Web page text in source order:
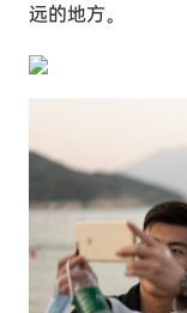
远的地方。